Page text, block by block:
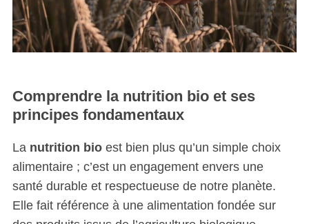
Comprendre la nutrition bio et ses
principes fondamentaux
La nutrition bioest bien plus qu’un simple choix
alimentaire ; c’est un engagement envers une
santé durable et respectueuse de notre planète.
Elle fait référence à une alimentation fondée sur